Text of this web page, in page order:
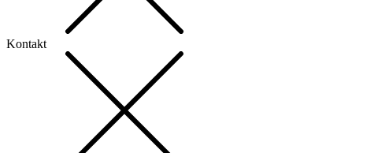
Kontakt